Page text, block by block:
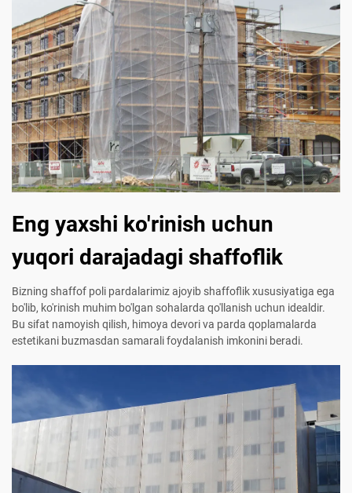
Eng yaxshi ko'rinish uchun
yuqori darajadagi shaffoflik
Bizning shaffof poli pardalarimiz ajoyib shaffoflik xususiyatiga ega
bo'lib, ko'rinish muhim bo'lgan sohalarda qo'llanish uchun idealdir.
Bu sifat namoyish qilish, himoya devori va parda qoplamalarda
estetikani buzmasdan samarali foydalanish imkonini beradi.